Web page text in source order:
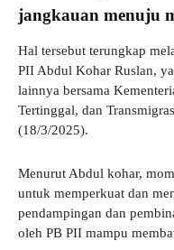
jangkauan menuju
Hal tersebut terungkap
PII Abdul Kohar Ruslan,
lainnya bersama
Tertinggal, dan
(18/3/2025).
Menurut Abdul kohar,
untuk memperkuat dan
pendampingan dan
oleh PB PII mampu